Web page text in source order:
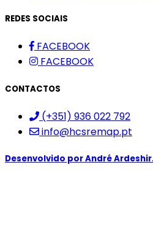
REDES SOCIAIS
FACEBOOK
FACEBOOK
CONTACTOS
(+351) 936 022 792
info@hcsremap.pt
Desenvolvido porAndré